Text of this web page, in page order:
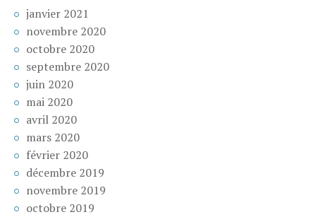
janvier 2021
novembre 2020
octobre 2020
septembre 2020
juin 2020
mai 2020
avril 2020
mars 2020
février 2020
décembre 2019
novembre 2019
octobre 2019